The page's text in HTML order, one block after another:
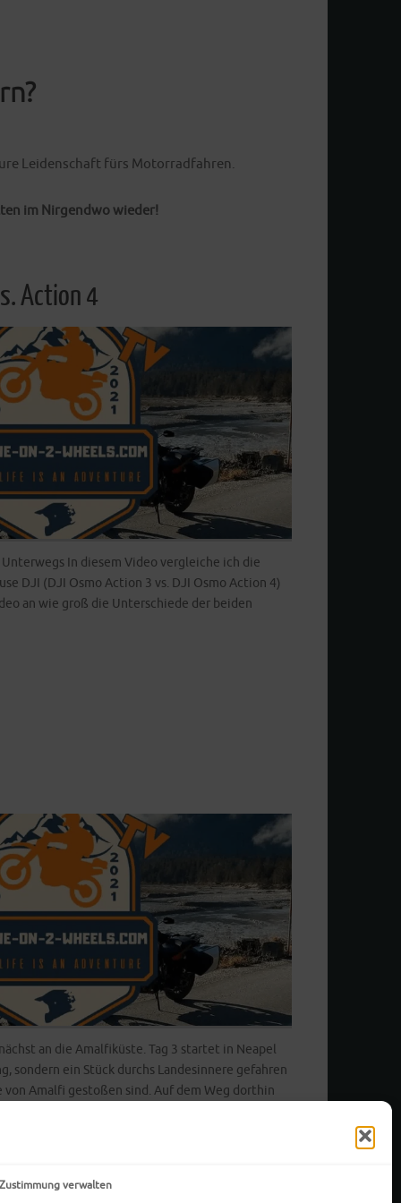
verwalten
Leidenschaft fürs Motorradfahren.
im Nirgendwo wieder!
Action 4
In diesem Video vergleiche ich die
DJI (DJI Osmo Action 3 vs. DJI Osmo Action 4)
an wie groß die Unterschiede der beiden
an die Amalfiküste. Tag 3 startet in Neapel
sondern ein Stück durchs Landesinnere gefahren
Amalfi gestoßen sind. Auf dem Weg dorthin
Landschaft mit…